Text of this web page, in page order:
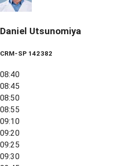
Daniel Utsunomiya
CRM-SP 142382
08:40
08:45
08:50
08:55
09:10
09:20
09:25
09:30